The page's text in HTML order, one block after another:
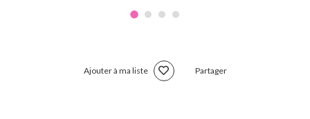
Ajouter à ma liste Partager